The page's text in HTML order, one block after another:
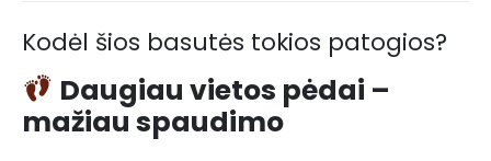
Kodėl šios basutės tokios patogios?
Daugiau vietos pėdai –
mažiau spaudimo